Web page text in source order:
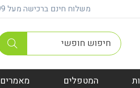
משלוח חינם ברכישה מעל 299ש"ח בדואר רשוםן מתנה על כל רכישה מעל 399 ש"ח
המטפלים מאמרים